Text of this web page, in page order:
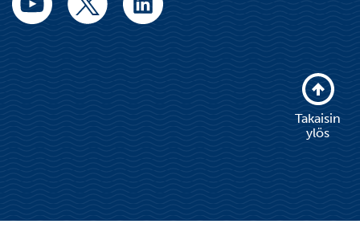
Takaisin
ylös